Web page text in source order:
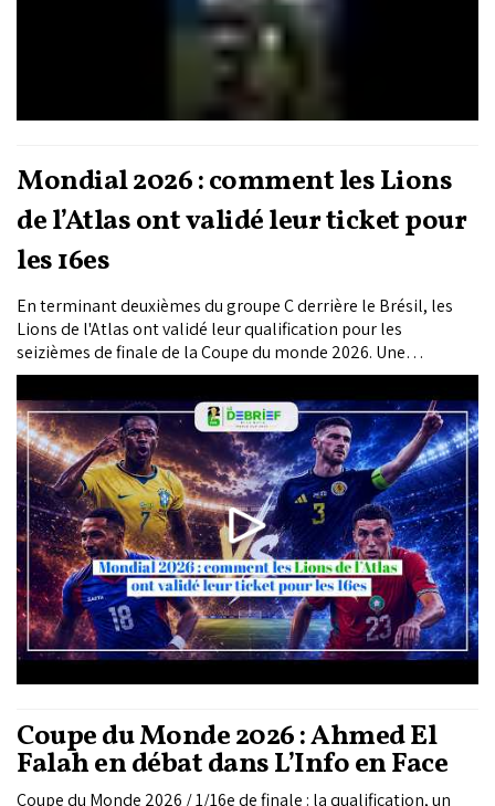
Mondial 2026 : comment les Lions
de l’Atlas ont validé leur ticket pour
les 16es
En terminant deuxièmes du groupe C derrière le Brésil, les
Lions de l'Atlas ont validé leur qualification pour les
seizièmes de finale de la Coupe du monde 2026. Une
deuxième qualification consécutive pour le Maroc, qui
conduira les protégés de Mohamed Ouahbi à Monterrey, au
Mexique, théâtre du prochain rendez-vous des Lions. Un
retour hautement symbolique, quarante ans après l'épopée
de Mexico 1986, lorsque la sélection...
Coupe du Monde 2026 : Ahmed El
Falah en débat dans L’Info en Face
Coupe du Monde 2026 / 1/16e de finale : la qualification, un